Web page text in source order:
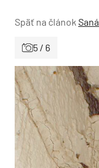
Späť na článok
5 / 6